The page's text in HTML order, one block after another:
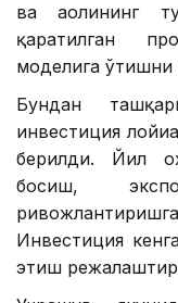
ва аҳолининг
қаратилган
моделига ўтишни
Бундан
инвестиция
берилди. Йил
босиш,
Инвестиция
этиш